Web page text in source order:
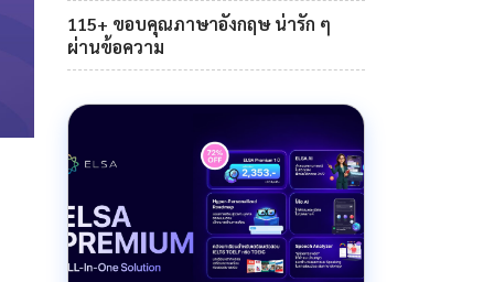
115+ ขอบคุณภาษาอังกฤษ น่ารัก ๆ
ผ่านข้อความ